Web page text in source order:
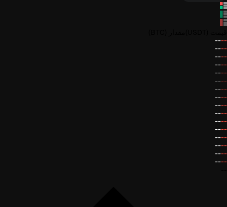
--
--
--
--
--
--
--
--
--
--
--
--
--
--
--
--
--
--
--
--
--
--
--
--
--
--
--
--
--
--
--
--